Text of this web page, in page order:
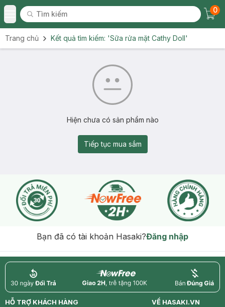
Toggle Menu
Tìm kiếm
Tìm kiếm
0
Trang chủ Kết quả tìm kiếm: 'Sữa rửa mặt Cathy Doll'
Hiện chưa có sản phẩm nào
Tiếp tục mua sắm
Bạn đã có tài khoản Hasaki?Đăng nhập
return nowfree price
HỖ TRỢ KHÁCH HÀNG
VỀ HASAKI.VN